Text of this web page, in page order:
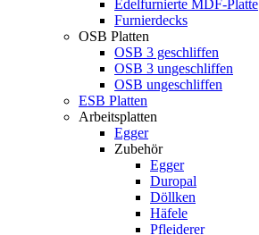
Edelfurnierte MDF-Platte
Furnierdecks
OSB Platten
OSB 3 geschliffen
OSB 3 ungeschliffen
OSB ungeschliffen
ESB Platten
Arbeitsplatten
Egger
Zubehör
Egger
Duropal
Döllken
Häfele
Pfleiderer